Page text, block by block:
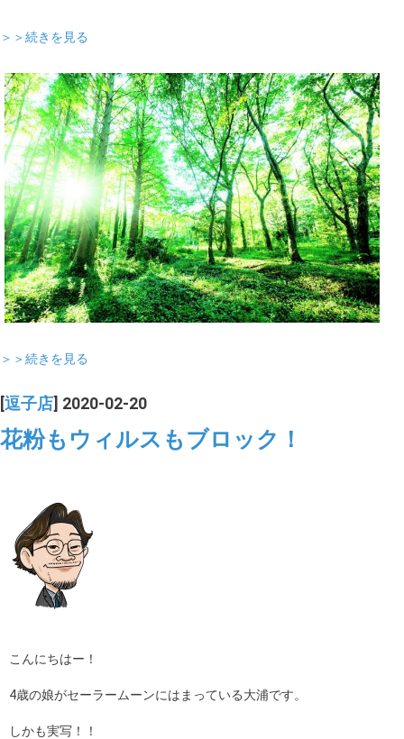
＞＞続きを見る
＞＞続きを見る
[逗子店] 2020-02-20
花粉もウィルスもブロック！
こんにちはー！
4歳の娘がセーラームーンにはまっている大浦です。
しかも実写！！